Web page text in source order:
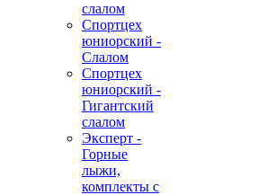
слалом
Спортцех
юниорский -
Слалом
Спортцех
юниорский -
Гигантский
слалом
Эксперт -
Горные
лыжи,
комплекты с